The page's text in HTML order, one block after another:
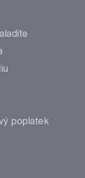
poplatek